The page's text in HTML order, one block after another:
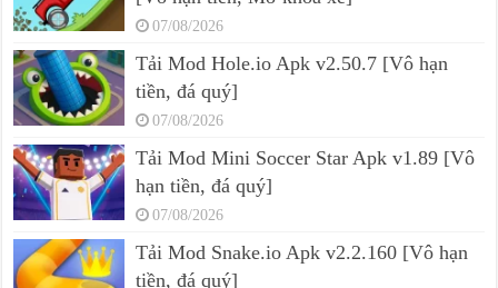
07/08/2026
Tải Mod Hole.io Apk v2.50.7 [Vô hạn
tiền, đá quý]
07/08/2026
Tải Mod Mini Soccer Star Apk v1.89 [Vô
hạn tiền, đá quý]
07/08/2026
Tải Mod Snake.io Apk v2.2.160 [Vô hạn
tiền, đá quý]